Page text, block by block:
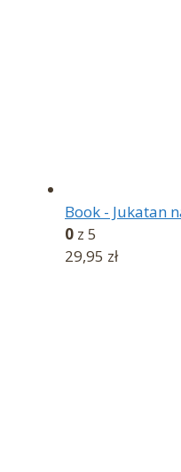
Book - Jukatan
0 z 5
29,95 zł